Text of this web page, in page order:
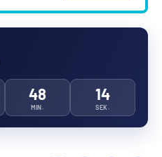
48
MIN.
14
SEK.